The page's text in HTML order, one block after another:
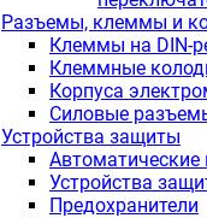
Разъемы, клеммы и
Клеммы на DIN-
Клеммные
Корпуса
Силовые
Устройства защиты
Устройства
Предохранители